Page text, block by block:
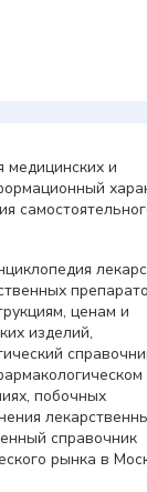
и
ценам и
изделий,
побочных
справочник
рынка в